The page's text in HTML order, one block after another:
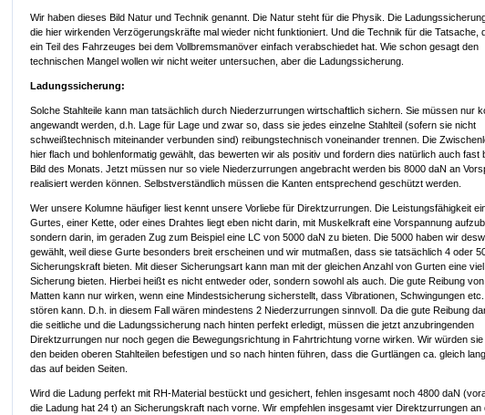
Wir haben dieses Bild Natur und Technik genannt. Die Natur steht für die Physik. Die
die hier wirkenden Verzögerungskräfte mal wieder nicht funktioniert. Und die Technik für die Tatsache,
ein Teil des Fahrzeuges bei dem Vollbremsmanöver einfach verabschiedet hat. Wie schon gesagt den
technischen Mangel wollen wir nicht weiter untersuchen, aber die Ladungssicherung.
Ladungssicherung:
Solche Stahlteile kann man tatsächlich durch Niederzurrungen wirtschaftlich sichern. Sie müssen nur
angewandt werden, d.h. Lage für Lage und zwar so, dass sie jedes einzelne Stahlteil (sofern sie nicht
schweißtechnisch miteinander verbunden sind) reibungstechnisch voneinander trennen. Die
hier flach und bohlenformatig gewählt, das bewerten wir als positiv und fordern dies natürlich auch fast
Bild des Monats. Jetzt müssen nur so viele Niederzurrungen angebracht werden bis 8000 daN an
realisiert werden können. Selbstverständlich müssen die Kanten entsprechend geschützt werden.
Wer unsere Kolumne häufiger liest kennt unsere Vorliebe für Direktzurrungen. Die Leistungsfähigkeit
Gurtes, einer Kette, oder eines Drahtes liegt eben nicht darin, mit Muskelkraft eine Vorspannung
sondern darin, im geraden Zug zum Beispiel eine LC von 5000 daN zu bieten. Die 5000 haben wir
gewählt, weil diese Gurte besonders breit erscheinen und wir mutmaßen, dass sie tatsächlich 4 oder
Sicherungskraft bieten. Mit dieser Sicherungsart kann man mit der gleichen Anzahl von Gurten eine
Sicherung bieten. Hierbei heißt es nicht entweder oder, sondern sowohl als auch. Die gute Reibung
Matten kann nur wirken, wenn eine Mindestsicherung sicherstellt, dass Vibrationen, Schwingungen
stören kann. D.h. in diesem Fall wären mindestens 2 Niederzurrungen sinnvoll. Da die gute Reibung
die seitliche und die Ladungssicherung nach hinten perfekt erledigt, müssen die jetzt anzubringenden
Direktzurrungen nur noch gegen die Bewegungsrichtung in Fahrtrichtung vorne wirken. Wir würden sie
den beiden oberen Stahlteilen befestigen und so nach hinten führen, dass die Gurtlängen ca. gleich
das auf beiden Seiten.
Wird die Ladung perfekt mit RH-Material bestückt und gesichert, fehlen insgesamt noch 4800 daN
die Ladung hat 24 t) an Sicherungskraft nach vorne. Wir empfehlen insgesamt vier Direktzurrungen an